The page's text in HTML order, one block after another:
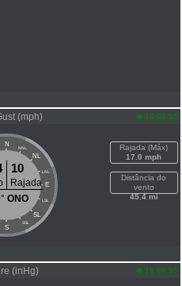
(mph) 16:06:55
N NNL
NL
LNL
E
LSL
SL
SSL
S
10
Rajada
ONO
Rajada (Máx)
17.0 mph
Distância do
vento
45.4 mi
(inHg) 16:06:55